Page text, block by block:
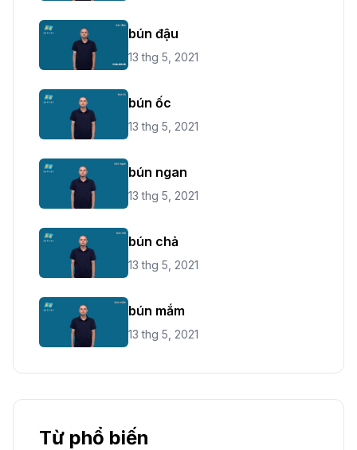
bún đậu
13 thg 5, 2021
bún ốc
13 thg 5, 2021
bún ngan
13 thg 5, 2021
bún chả
13 thg 5, 2021
bún mắm
13 thg 5, 2021
Từ phổ biến